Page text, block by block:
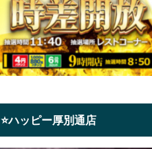
⭐ハッピー厚別通店